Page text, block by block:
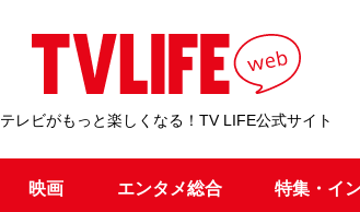
テレビがもっと楽しくなる！TV LIFE公式サイト
映画 エンタメ総合 特集・イ